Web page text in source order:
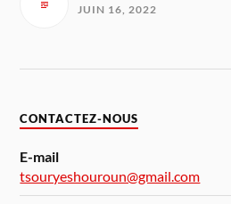
JUIN 16, 2022
CONTACTEZ-NOUS
E-mail
tsouryeshouroun@gmail.com